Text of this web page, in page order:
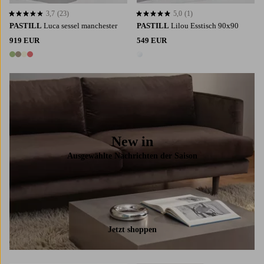
PASTILL Luca sessel manchester
919 EUR
4 Farben
3,7 basierend auf 23 Bewertungen
3,7 (23)
PASTILL Lilou Esstisch 90x90
549 EUR
5,0 basierend auf 1 Bewertungen
5,0 (1)
New in
Ausgewählte Nachrichten der Saison
Jetzt shoppen